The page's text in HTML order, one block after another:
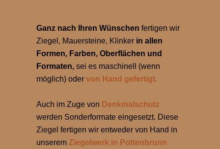
Ganz nach Ihren Wünschen fertigen wir
Ziegel, Mauersteine, Klinker in allen
Formen, Farben, Oberflächen und
Formaten, sei es maschinell (wenn
möglich) oder von Hand gefertigt.
Auch im Zuge von Denkmalschutz
werden Sonderformate eingesetzt. Diese
Ziegel fertigen wir entweder von Hand in
unserem Ziegelwerk in Pottenbrunn